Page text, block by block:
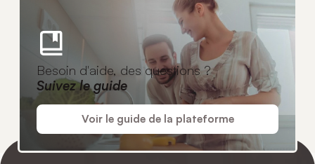
Besoin d'aide, des questions ?
Suivez le guide
Voir le guide de la plateforme